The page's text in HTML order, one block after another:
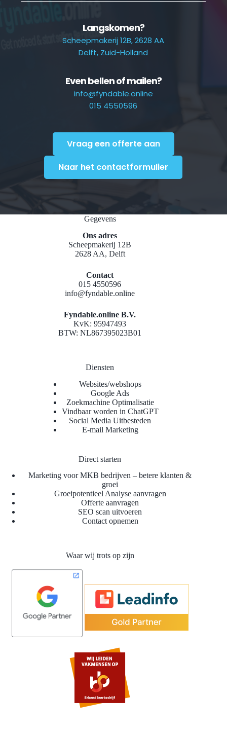
Langskomen?
Scheepmakerij 12B, 2628 AA
Delft, Zuid-Holland
Even bellen of mailen?
info@fyndable.online
015 4550596
Vraag een offerte aan
Naar het contactformulier
Gegevens
Ons adres
Scheepmakerij 12B
2628 AA, Delft
Contact
015 4550596
info@fyndable.online
Fyndable.online B.V.
KvK: 95947493
BTW: NL867395023B01
Diensten
Websites/webshops
Google Ads
Zoekmachine Optimalisatie
Vindbaar worden in ChatGPT
Social Media Uitbesteden
E-mail Marketing
Direct starten
Marketing voor MKB bedrijven – betere klanten &
groei
Groeipotentieel Analyse aanvragen
Offerte aanvragen
SEO scan uitvoeren
Contact opnemen
Waar wij trots op zijn